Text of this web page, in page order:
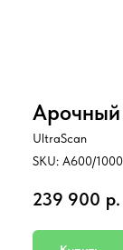
Арочный
UltraScan
SKU: A600/1000
239 900 р.